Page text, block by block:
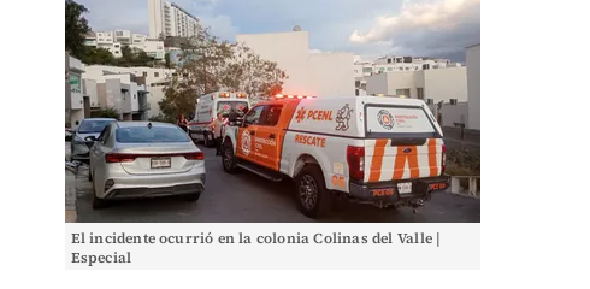
El incidente ocurrió en la colonia Colinas del Valle |
Especial